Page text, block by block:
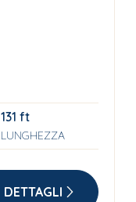
131 ft
LUNGHEZZA
DETTAGLI